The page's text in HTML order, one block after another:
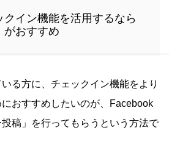
クイン機能を活用するなら
がおすすめ
る方に、チェックイン機能をより
おすすめしたいのが、Facebook
稿」を行ってもらうという方法で